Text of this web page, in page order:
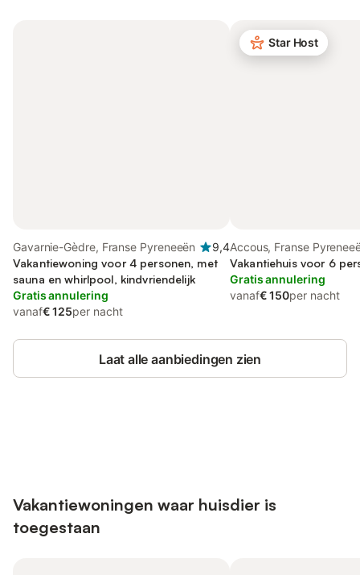
Gavarnie-Gèdre, Franse Pyreneeën
9,4
Vakantiewoning voor 4 personen, met
sauna en whirlpool, kindvriendelijk
Gratis annulering
vanaf€ 125per nacht
Star Host
Accous, Franse
Vakantiehuis voor 6
Gratis annulering
vanaf€ 150per nacht
Laat alle aanbiedingen zien
Vakantiewoningen waar huisdier is
toegestaan